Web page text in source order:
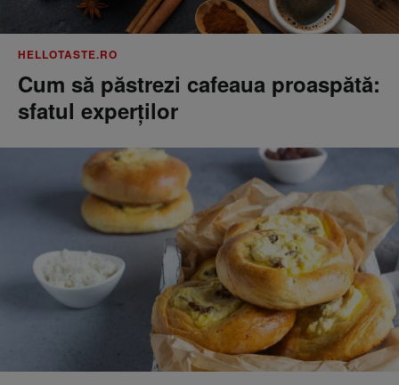
HELLOTASTE.RO
Cum să păstrezi cafeaua proaspătă:
sfatul experților